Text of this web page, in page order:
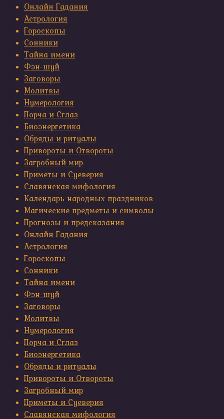
Онлайн Гадания
Астрология
Гороскопы
Сонники
Тайна имени
Фэн-шуй
Заговоры
Молитвы
Нумерология
Порча и Сглаз
Биоэнергетика
Обряды и ритуалы
Привороты и Отвороты
Загробный мир
Приметы и Суеверия
Славянская мифология
Календарь народных праздников
Магические предметы и символы
Прогнозы и предсказания
Онлайн Гадания
Астрология
Гороскопы
Сонники
Тайна имени
Фэн-шуй
Заговоры
Молитвы
Нумерология
Порча и Сглаз
Биоэнергетика
Обряды и ритуалы
Привороты и Отвороты
Загробный мир
Приметы и Суеверия
Славянская мифология